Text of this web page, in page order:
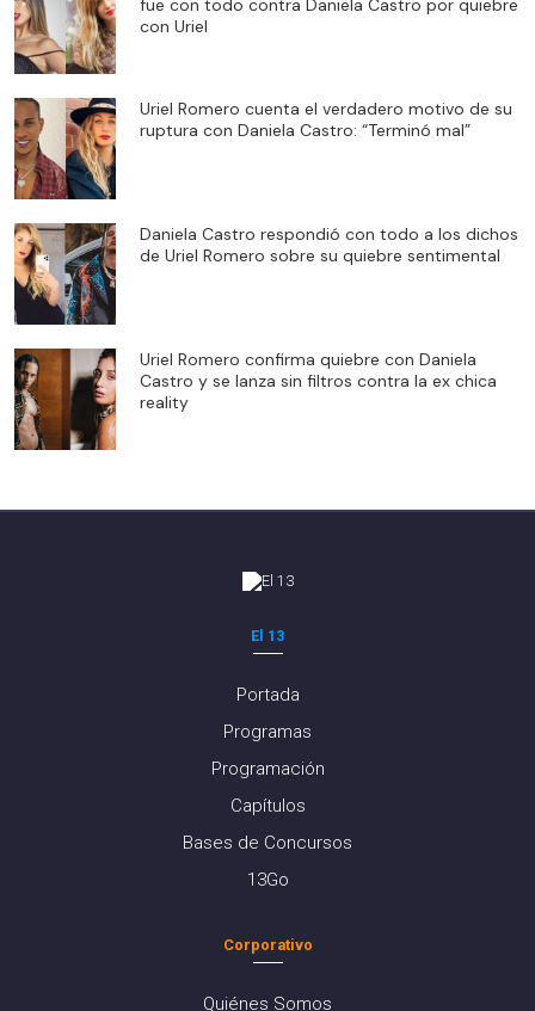
con Uriel
Uriel Romero cuenta el verdadero motivo de su
ruptura con Daniela Castro: “Terminó mal”
Daniela Castro respondió con todo a los dichos
de Uriel Romero sobre su quiebre sentimental
Uriel Romero confirma quiebre con Daniela
Castro y se lanza sin filtros contra la ex chica
reality
El 13
Portada
Programas
Programación
Capítulos
Bases de Concursos
13Go
Corporativo
Quiénes Somos